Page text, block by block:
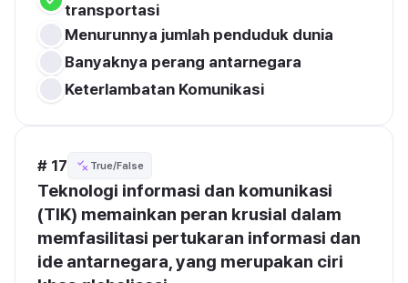
transportasi
Menurunnya jumlah penduduk dunia
Banyaknya perang antarnegara
Keterlambatan Komunikasi
# 17 True/False
Teknologi informasi dan komunikasi
(TIK) memainkan peran krusial dalam
memfasilitasi pertukaran informasi dan
ide antarnegara, yang merupakan ciri